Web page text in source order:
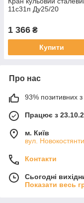
11с31п Ду25/20
1 366 ₴
Купити
Про нас
93% позитивних з
Працює з
м. Київ
вул.
Контакти
Сьогодні
Показати весь